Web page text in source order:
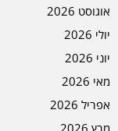
אוגוסט 2026
יולי 2026
יוני 2026
מאי 2026
אפריל 2026
מרץ 2026